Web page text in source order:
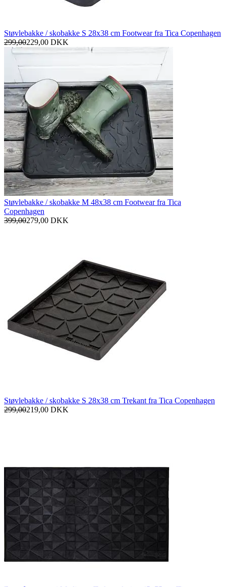
Støvlebakke / skobakke S 28x38 cm Footwear fra Tica Copenhagen
299,00229,00 DKK
Støvlebakke / skobakke M 48x38 cm Footwear fra Tica
Copenhagen
399,00279,00 DKK
Støvlebakke / skobakke S 28x38 cm Trekant fra Tica Copenhagen
299,00219,00 DKK